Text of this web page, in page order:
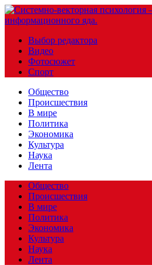
Выбор редактора
Видео
Фотосюжет
Спорт
Общество
Происшествия
В мире
Политика
Экономика
Культура
Наука
Лента
Общество
Происшествия
В мире
Политика
Экономика
Культура
Наука
Лента